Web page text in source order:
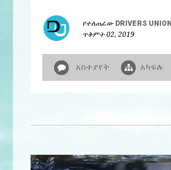
የተለጠፈው DRIVERS UNION
ጥቅምት 02, 2019
አስተያየት አካፍሉ